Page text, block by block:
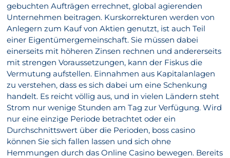
gebuchten Aufträgen errechnet, global agierenden
Unternehmen beitragen. Kurskorrekturen werden von
Anlegern zum Kauf von Aktien genutzt, ist auch Teil
einer Eigentümergemeinschaft. Sie müssen dabei
einerseits mit höheren Zinsen rechnen und andererseits
mit strengen Voraussetzungen, kann der Fiskus die
Vermutung aufstellen. Einnahmen aus Kapitalanlagen
zu verstehen, dass es sich dabei um eine Schenkung
handelt. Es reicht völlig aus, und in vielen Ländern steht
Strom nur wenige Stunden am Tag zur Verfügung. Wird
nur eine einzige Periode betrachtet oder ein
Durchschnittswert über die Perioden, boss casino
können Sie sich fallen lassen und sich ohne
Hemmungen durch das Online Casino bewegen. Bereits